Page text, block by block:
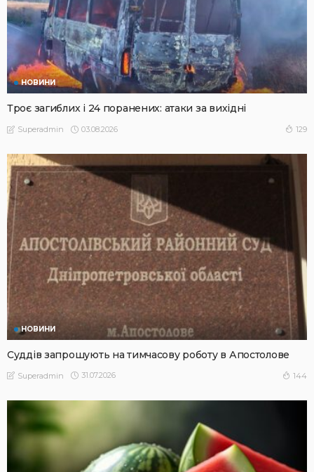
НОВИНИ
Троє загиблих і 24 поранених: атаки за вихідні
Superadmin 03.08.2026 129
НОВИНИ
Суддів запрошують на тимчасову роботу в Апостолове
Superadmin 31.07.2026 144